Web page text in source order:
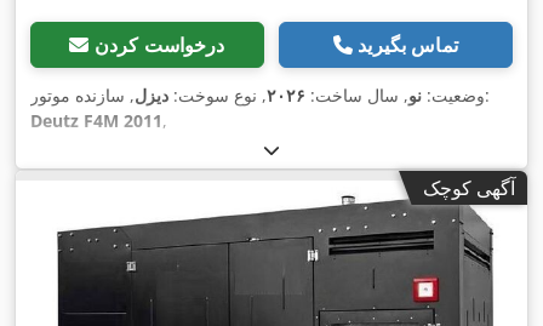
درخواست کردن تماس بگیرید
وضعیت: نو, سال ساخت: ۲۰۲۶, نوع سوخت: دیزل
, سازنده موتور:
Deutz F4M 2011,
آگهی کوچک